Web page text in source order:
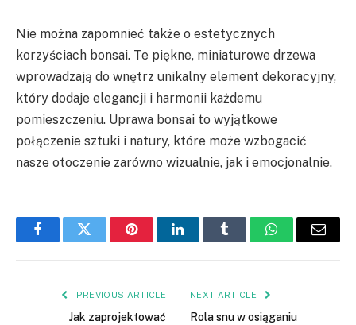
Nie można zapomnieć także o estetycznych
korzyściach bonsai. Te piękne, miniaturowe drzewa
wprowadzają do wnętrz unikalny element dekoracyjny,
który dodaje elegancji i harmonii każdemu
pomieszczeniu. Uprawa bonsai to wyjątkowe
połączenie sztuki i natury, które może wzbogacić
nasze otoczenie zarówno wizualnie, jak i emocjonalnie.
FacebookTwitter PinterestLinkedInTumblr WhatsAppEmail
PREVIOUS ARTICLE
Jak zaprojektować
NEXT ARTICLE
Rola snu w osiąganiu